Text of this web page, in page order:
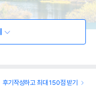
후기작성하고 최대 150점 받기